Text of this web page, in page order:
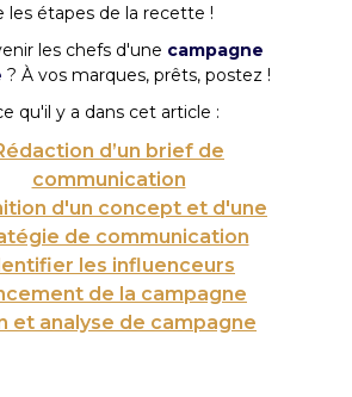
les étapes de la recette !
les chefs d'une campagne
? À vos marques, prêts, postez !
qu'il y a dans cet article :
d’un brief de
communication
d'un concept et d'une
de communication
les influenceurs
de la campagne
et analyse de campagne